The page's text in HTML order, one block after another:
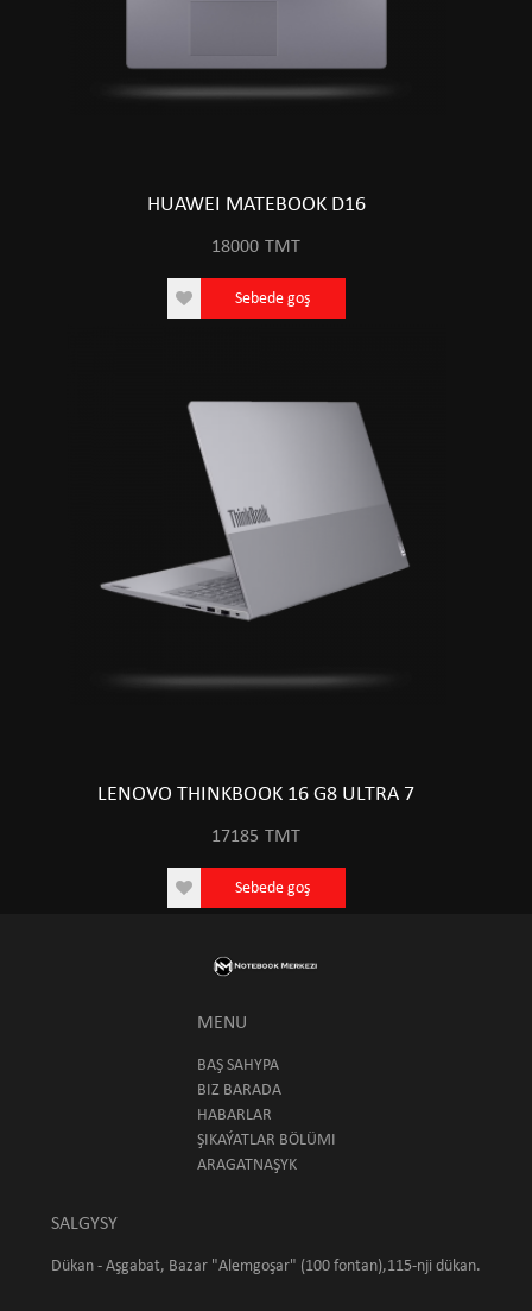
HUAWEI MATEBOOK D16
18000 TMT
Sebede goş
LENOVO THINKBOOK 16 G8 ULTRA 7
17185 TMT
Sebede goş
MENU
BAŞ SAHYPA
BIZ BARADA
HABARLAR
ŞIKAÝATLAR BÖLÜMI
ARAGATNAŞYK
SALGYSY
Dükan - Aşgabat, Bazar "Alemgoşar" (100 fontan),115-nji dükan.